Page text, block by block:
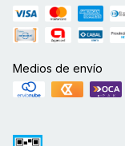
Medios de envío